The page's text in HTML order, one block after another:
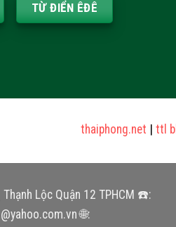
TỪ ĐIỂN ÊĐÊ
thaiphong.net|ttl blog
Lộc Quận 12 TPHCM ☎️:
🌐: